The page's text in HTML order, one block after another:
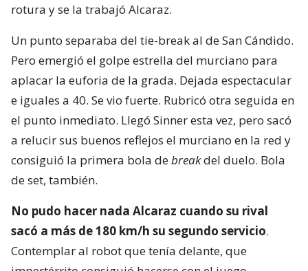
rotura y se la trabajó Alcaraz.
Un punto separaba del tie-break al de San Cándido.
Pero emergió el golpe estrella del murciano para
aplacar la euforia de la grada. Dejada espectacular
e iguales a 40. Se vio fuerte. Rubricó otra seguida en
el punto inmediato. Llegó Sinner esta vez, pero sacó
a relucir sus buenos reflejos el murciano en la red y
consiguió la primera bola debreakdel duelo. Bola
de set, también.
No pudo hacer nada Alcaraz cuando su rival
sacó a más de 180 km/h su segundo servicio.
Contemplar al robot que tenía delante, que